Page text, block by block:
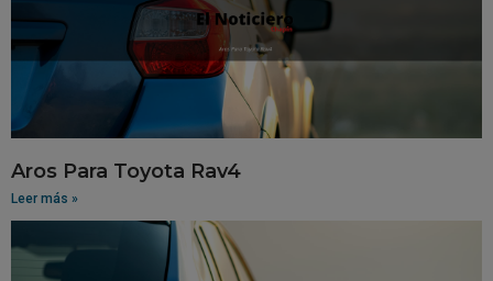
Aros Para Toyota Rav4
Leer más »